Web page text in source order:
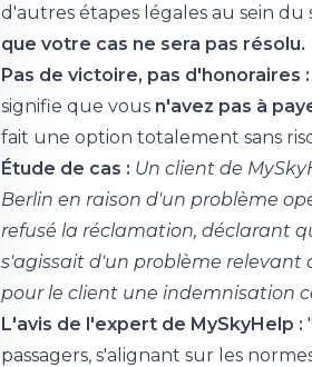
d'autres étapes légales au sein
que votre cas ne sera pas résolu.
Pas de victoire, pas d'honoraires :
signifie que vous n'avez pas à
fait une option totalement sans
Étude de cas : Un client de
Berlin en raison d'un problème
refusé la réclamation, déclarant
s'agissait d'un problème relevant
pour le client une indemnisation
L'avis de l'expert de MySkyHelp :
passagers, s'alignant sur les